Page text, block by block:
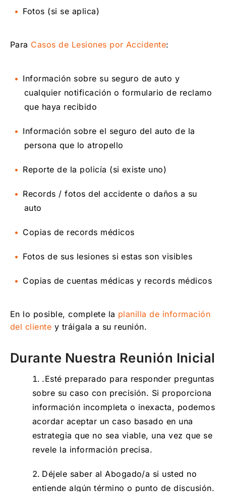
Fotos (si se aplica)
Para Casos de Lesiones por Accidente:
Información sobre su seguro de auto y
cualquier notificación o formulario de reclamo
que haya recibido
Información sobre el seguro del auto de la
persona que lo atropello
Reporte de la policía (si existe uno)
Records / fotos del accidente o daños a su
auto
Copias de records médicos
Fotos de sus lesiones si estas son visibles
Copias de cuentas médicas y records médicos
En lo posible, complete la planilla de información
del cliente y tráigala a su reunión.
Durante Nuestra Reunión Inicial
.Esté preparado para responder preguntas
sobre su caso con precisión. Si proporciona
información incompleta o inexacta, podemos
acordar aceptar un caso basado en una
estrategia que no sea viable, una vez que se
revele la información precisa.
Déjele saber al Abogado/a si usted no
entiende algún término o punto de discusión.